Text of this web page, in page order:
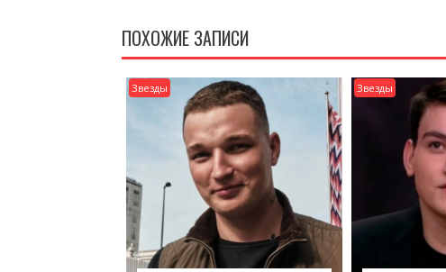
ПОХОЖИЕ ЗАПИСИ
Звезды Звезды